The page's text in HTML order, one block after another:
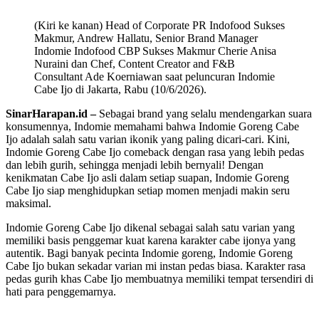
(Kiri ke kanan) Head of Corporate PR Indofood Sukses
Makmur, Andrew Hallatu, Senior Brand Manager
Indomie Indofood CBP Sukses Makmur Cherie Anisa
Nuraini dan Chef, Content Creator and F&B
Consultant Ade Koerniawan saat peluncuran Indomie
Cabe Ijo di Jakarta, Rabu (10/6/2026).
SinarHarapan.id –Sebagai brand yang selalu mendengarkan suara
konsumennya, Indomie memahami bahwa Indomie Goreng Cabe
Ijo adalah salah satu varian ikonik yang paling dicari-cari. Kini,
Indomie Goreng Cabe Ijo comeback dengan rasa yang lebih pedas
dan lebih gurih, sehingga menjadi lebih bernyali! Dengan
kenikmatan Cabe Ijo asli dalam setiap suapan, Indomie Goreng
Cabe Ijo siap menghidupkan setiap momen menjadi makin seru
maksimal.
Indomie Goreng Cabe Ijo dikenal sebagai salah satu varian yang
memiliki basis penggemar kuat karena karakter cabe ijonya yang
autentik. Bagi banyak pecinta Indomie goreng, Indomie Goreng
Cabe Ijo bukan sekadar varian mi instan pedas biasa. Karakter rasa
pedas gurih khas Cabe Ijo membuatnya memiliki tempat tersendiri di
hati para penggemarnya.